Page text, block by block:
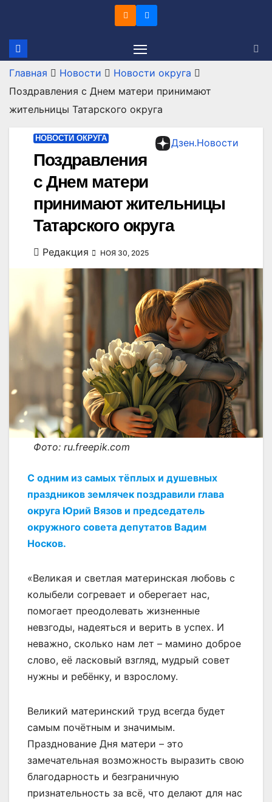
содержимому
Главная Новости
Новости округа
Поздравления с Днем матери принимают
жительницы Татарского округа
Дзен.Новости
НОВОСТИ ОКРУГА
Поздравления
с Днем матери
принимают жительницы
Татарского округа
Редакция НОЯ 30, 2025
Фото: ru.freepik.com
С одним из самых тёплых и душевных
праздников землячек поздравили глава
округа Юрий Вязов и председатель
окружного совета депутатов Вадим
Носков.
«Великая и светлая материнская любовь с
колыбели согревает и оберегает нас,
помогает преодолевать жизненные
невзгоды, надеяться и верить в успех. И
неважно, сколько нам лет – мамино доброе
слово, её ласковый взгляд, мудрый совет
нужны и ребёнку, и взрослому.
Великий материнский труд всегда будет
самым почётным и значимым.
Празднование Дня матери – это
замечательная возможность выразить свою
благодарность и безграничную
признательность за всё, что делают для нас